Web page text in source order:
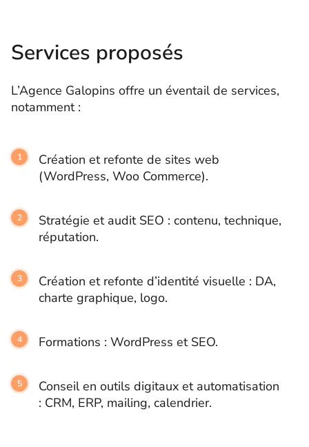
Services proposés
L’Agence Galopins offre un éventail de services,
notamment :
Création et refonte de sites web
(WordPress, Woo Commerce).
Stratégie et audit SEO : contenu, technique,
réputation.
Création et refonte d’identité visuelle : DA,
charte graphique, logo.
Formations : WordPress et SEO.
Conseil en outils digitaux et automatisation
: CRM, ERP, mailing, calendrier.